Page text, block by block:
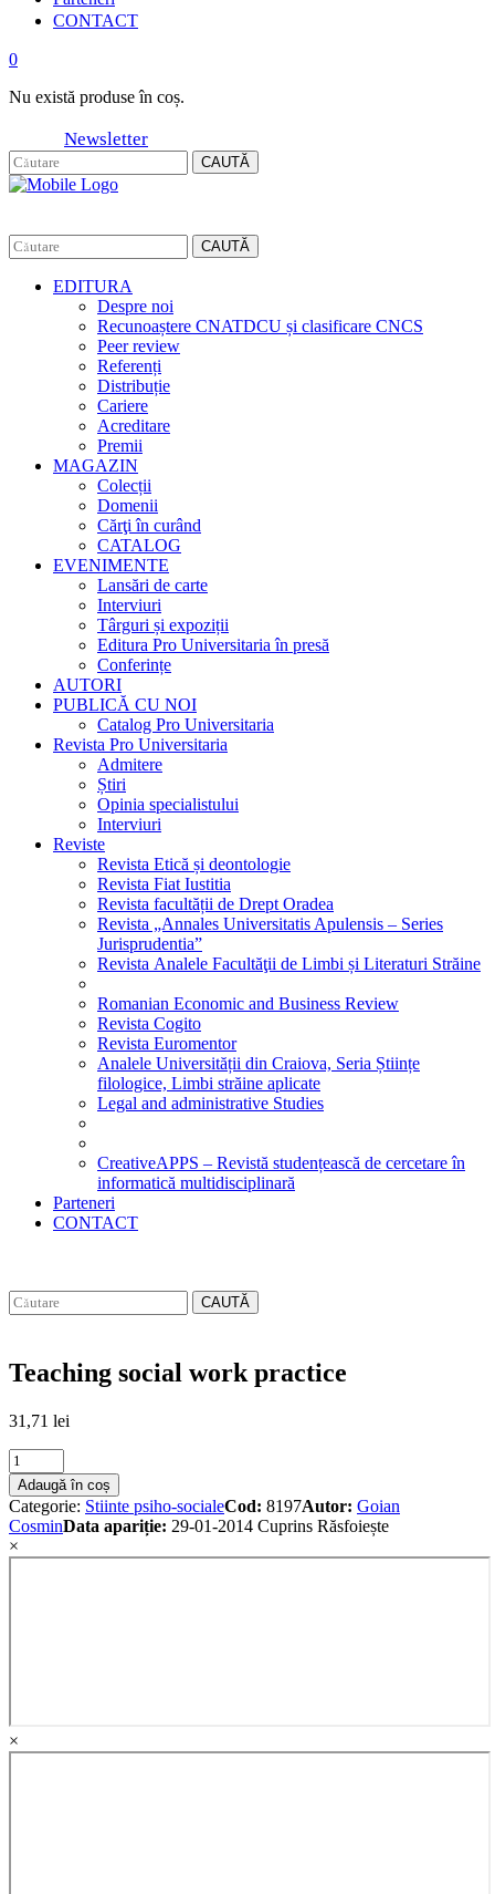
CONTACT
0
Nu există produse în coș.
Newsletter
CAUTĂ
CAUTĂ
EDITURA
Despre noi
Recunoaștere CNATDCU și clasificare CNCS
Peer review
Referenți
Distribuție
Cariere
Acreditare
Premii
MAGAZIN
Colecții
Domenii
Cărţi în curând
CATALOG
EVENIMENTE
Lansări de carte
Interviuri
Târguri și expoziții
Editura Pro Universitaria în presă
Conferințe
AUTORI
PUBLICĂ CU NOI
Catalog Pro Universitaria
Revista Pro Universitaria
Admitere
Știri
Opinia specialistului
Interviuri
Reviste
Revista Etică și deontologie
Revista Fiat Iustitia
Revista facultății de Drept Oradea
Revista „Annales Universitatis Apulensis – Series
Jurisprudentia”
Revista Analele Facultăţii de Limbi și Literaturi Străine
Romanian Economic and Business Review
Revista Cogito
Revista Euromentor
Analele Universității din Craiova, Seria Științe
filologice, Limbi străine aplicate
Legal and administrative Studies
CreativeAPPS – Revistă studențească de cercetare în
informatică multidisciplinară
Parteneri
CONTACT
CAUTĂ
Teaching social work practice
31,71 lei
Teaching
social
work
practice
quantity
Adaugă în coș
Categorie: Stiinte psiho-socialeCod: 8197Autor: Goian
CosminData apariție: 29-01-2014 Cuprins Răsfoiește
×
×